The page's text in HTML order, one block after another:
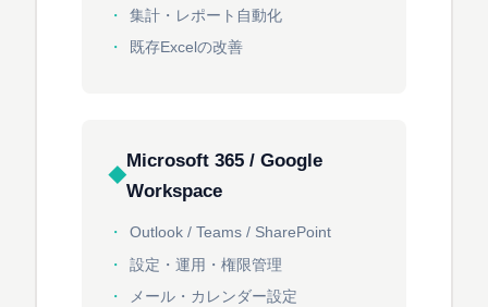
集計・レポート自動化
既存Excelの改善
Microsoft 365 / Google
Workspace
Outlook / Teams / SharePoint
設定・運用・権限管理
メール・カレンダー設定